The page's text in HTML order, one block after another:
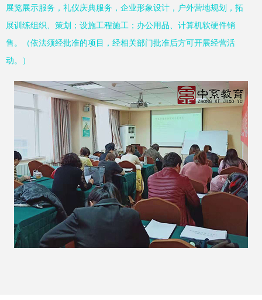
展览展示服务，礼仪庆典服务，企业形象设计，户外营地规划，拓
展训练组织、策划；设施工程施工；办公用品、计算机软硬件销
售。（依法须经批准的项目，经相关部门批准后方可开展经营活
动。）